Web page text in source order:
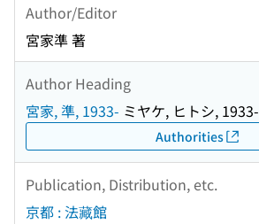
Author/Editor
宮家準 著
Author Heading
宮家, 準, 1933- ミヤケ, ヒトシ, 1933-
Authorities
Publication, Distribution, etc.
京都 : 法藏館